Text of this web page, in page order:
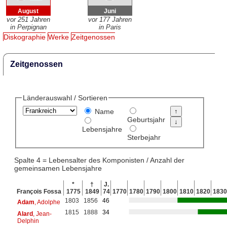
August
vor 251 Jahren
in Perpignan
Juni
vor 177 Jahren
in Paris
Diskographie Werke Zeitgenossen
Zeitgenossen
Länderauswahl / Sortieren
Name
Lebensjahre
Geburtsjahr
Sterbejahr
Spalte 4 = Lebensalter des Komponisten / Anzahl der
gemeinsamen Lebensjahre
François Fossa
*
1775
†
1849
J.
74 1770 1780 1790 1800 1810 1820 1830
Adam , Adolphe 1803 1856
46
Alard, Jean-
Delphin
1815 1888 34